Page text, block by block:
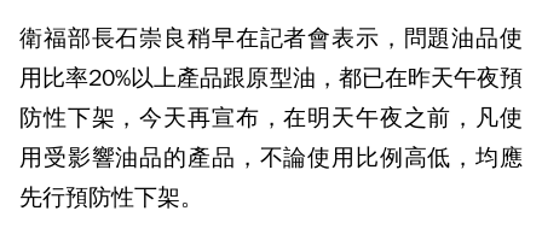
衛福部長石崇良稍早在記者會表示，問題油品使
用比率20%以上產品跟原型油，都已在昨天午夜預
防性下架，今天再宣布，在明天午夜之前，凡使
用受影響油品的產品，不論使用比例高低，均應
先行預防性下架。